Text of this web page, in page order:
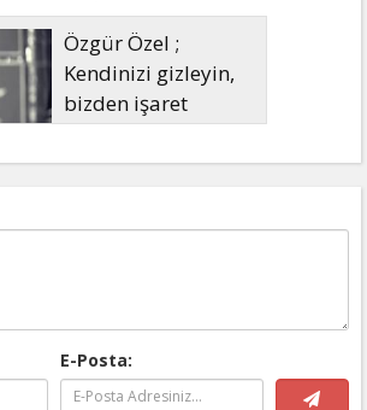
Özgür Özel ;
Kendinizi gizleyin,
bizden işaret
bekleyin
E-Posta: